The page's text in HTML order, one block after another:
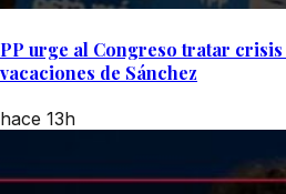
PP urge al Congreso tratar
vacaciones de Sánchez
hace 13h